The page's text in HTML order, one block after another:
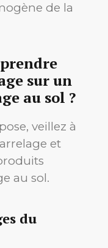
de la
sur un
au sol ?
veillez à
et
au sol.
du